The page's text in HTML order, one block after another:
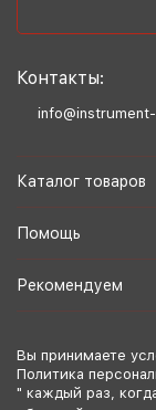
Контакты:
Каталог товаров
Помощь
Рекомендуем
Вы принимаете
Политика
" каждый раз,